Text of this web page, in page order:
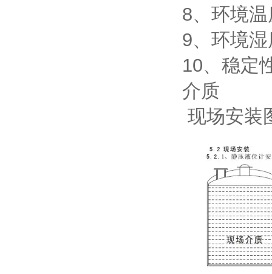
8、环境
9、环境
10、稳定
介质
现场安装